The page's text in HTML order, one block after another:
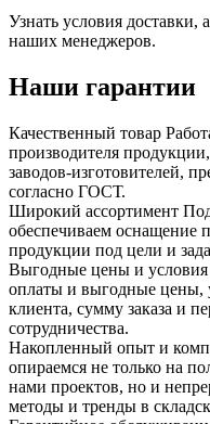
Узнать условия доставки,
наших менеджеров.
Наши гарантии
Качественный товар
производителя
заводов-изготовителей,
согласно ГОСТ.
Широкий ассортимент
обеспечиваем оснащение
продукции под цели и
Выгодные цены и условия
оплаты и выгодные цены,
клиента, сумму заказа и
сотрудничества.
Накопленный опыт и
опираемся не только на
нами проектов, но и
методы и тренды в